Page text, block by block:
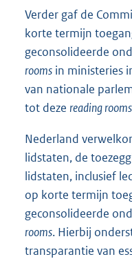
Verder gaf de
korte termijn
geconsolideerde
rooms in ministeries
van nationale
tot deze reading rooms
Nederland
lidstaten, de
lidstaten, inclusief
op korte termijn
geconsolideerde
rooms. Hierbij
transparantie van